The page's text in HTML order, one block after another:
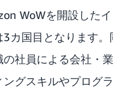
WoWを開設した
カ国目となります。
の社員による会社・
グスキルやプログ